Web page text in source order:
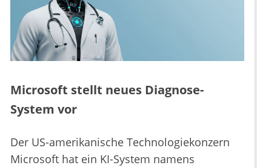
Microsoft stellt neues Diagnose-
System vor
Der US-amerikanische Technologiekonzern
Microsoft hat ein KI-System namens